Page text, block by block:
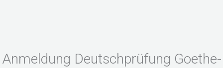
Anmeldung Deutschprüfung Goethe-